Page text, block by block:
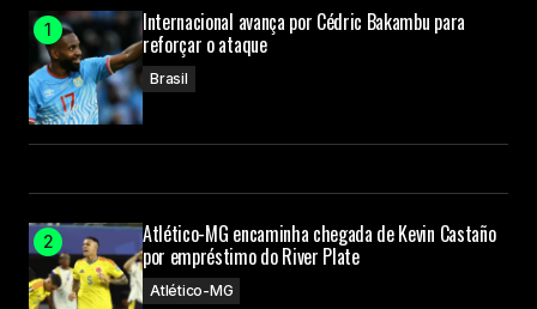
Internacional avança por Cédric Bakambu para
reforçar o ataque
Brasil
Atlético-MG encaminha chegada de Kevin Castaño
por empréstimo do River Plate
Atlético-MG